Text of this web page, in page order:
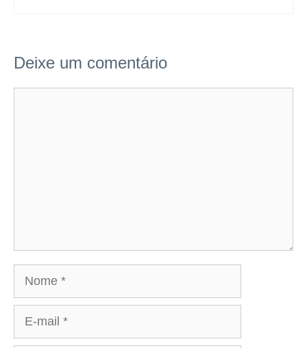
Deixe um comentário
Nome
mail